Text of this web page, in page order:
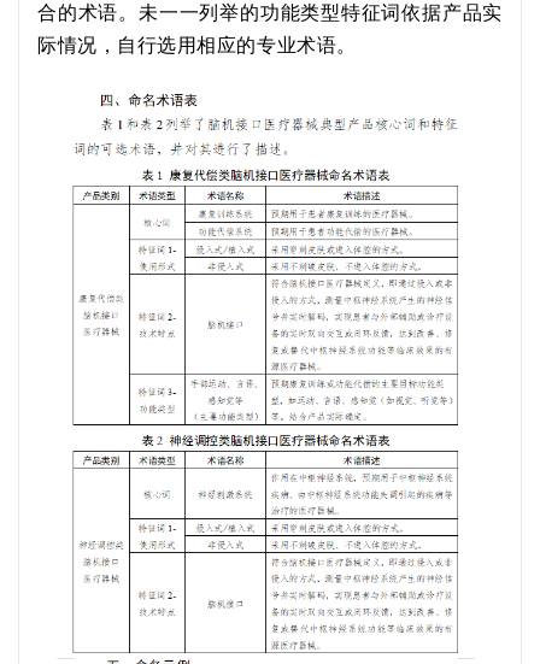
合的术语。 未一一列举的功能类型特征词依据产品实
际情况，自行选用相应的专业术语。